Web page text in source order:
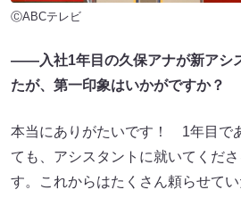
ⒸABCテレビ
――入社1年目の久保アナが新アシ
たが、第一印象はいかがですか？
本当にありがたいです！ 1年目で
ても、アシスタントに就いてくだ
す。これからはたくさん頼らせて